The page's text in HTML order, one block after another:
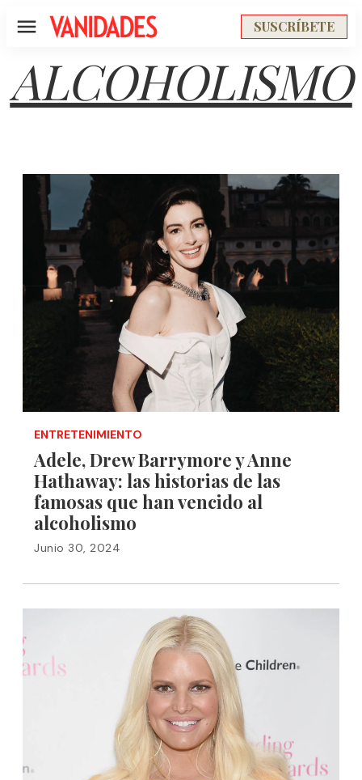
Menú SUSCRÍBETE
ALCOHOLISMO
ENTRETENIMIENTO
Adele, Drew Barrymore y Anne
Hathaway: las historias de las
famosas que han vencido al
alcoholismo
Junio 30, 2024